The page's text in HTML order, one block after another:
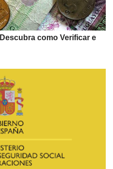
como Verificar e